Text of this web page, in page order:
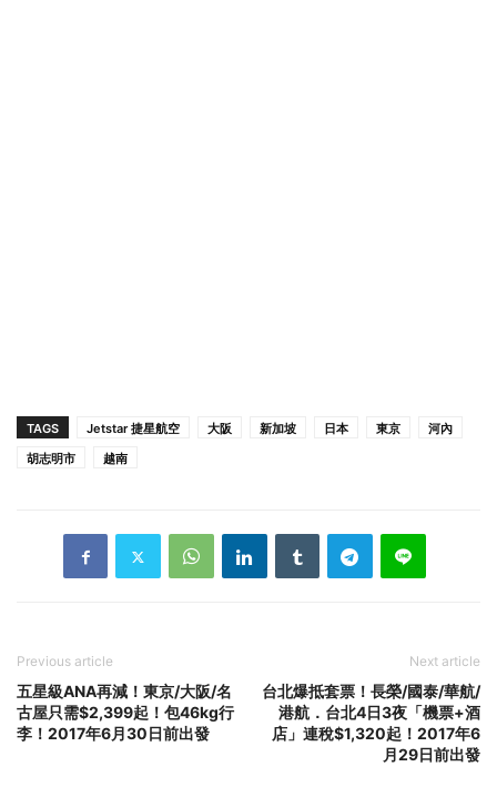
TAGS Jetstar 捷星航空 大阪 新加坡 日本 東京
河內
胡志明市
越南
Previous article
五星級ANA再減！東京/大阪/名
古屋只需$2,399起！包46kg行
李！2017年6月30日前出發
Next article
台北爆抵套票！長榮/國泰/華航/
港航．台北4日3夜「機票+酒
店」連稅$1,320起！2017年6
月29日前出發